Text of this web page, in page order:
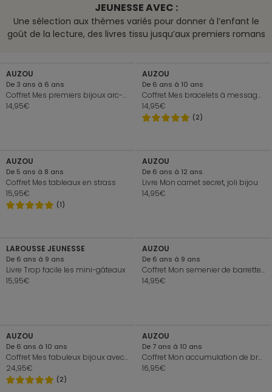
JEUNESSE AVEC :
Une sélection aux thèmes variés pour donner à l’enfant le
goût de la lecture, des livres tissu jusqu’aux premiers romans
AUZOU
De 3 ans à 6 ans
Coffret Mes premiers bijoux arc-en-ciel, facile à faire
14,95€
AUZOU
De 6 ans à 10 ans
Coffret Mes bracelets à messages
14,95€
(2)
AUZOU
De 5 ans à 8 ans
Coffret Mes tableaux en strass
15,95€
(1)
AUZOU
De 6 ans à 12 ans
Livre Mon carnet secret, joli bijou
14,95€
LAROUSSE JEUNESSE
De 6 ans à 9 ans
Livre Trop facile les mini-gâteaux
15,95€
AUZOU
De 6 ans à 9 ans
Coffret Mon semenier de barrettes
14,95€
AUZOU
De 6 ans à 10 ans
Coffret Mes fabuleux bijoux avec présentoir en bois
24,95€
(2)
AUZOU
De 7 ans à 10 ans
Coffret Mon accumulation de bracelets brésilien
16,95€